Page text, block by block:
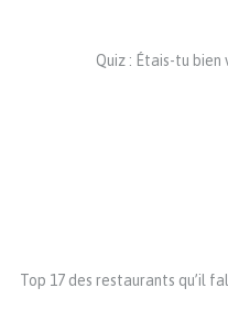
Quiz : Étais-tu
Top 17 des restaurants qu’il